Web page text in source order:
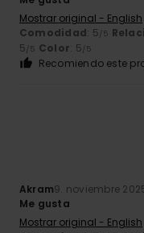
Mostrar original - English
Comodidad: 5/5
5/5 Color: 5/5
Recomiendo este
Akram9. noviembre
Me gusta
Mostrar original - English